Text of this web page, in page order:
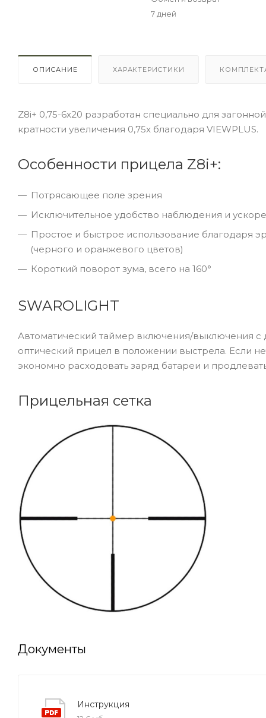
7 дней
ОПИСАНИЕ ХАРАКТЕРИСТИКИ
Z8i+ 0,75-6x20 разработан специально для
кратности увеличения 0,75x благодаря VIEWPLUS.
Особенности прицела Z8i+:
Потрясающее поле зрения
Исключительное удобство наблюдения и
Простое и быстрое использование благодаря
(черного и оранжевого цветов)
Короткий поворот зума, всего на 160°
SWAROLIGHT
Автоматический таймер включения/выключения с
оптический прицел в положении выстрела. Если
экономно расходовать заряд батареи и
Прицельная сетка
Документы
Инструкция